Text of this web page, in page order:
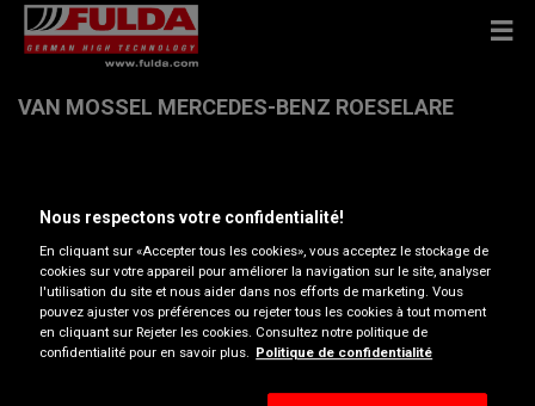
VAN MOSSEL MERCEDES-BENZ ROESELARE
Afficher le numéro de téléphone
jbouckaert@vereenooghe.mercedes-benz.be
Nous respectons votre confidentialité!
En cliquant sur «Accepter tous les cookies», vous acceptez le stockage de
cookies sur votre appareil pour améliorer la navigation sur le site, analyser
l'utilisation du site et nous aider dans nos efforts de marketing. Vous
pouvez ajuster vos préférences ou rejeter tous les cookies à tout moment
en cliquant sur Rejeter les cookies. Consultez notre politique de
confidentialité pour en savoir plus. Politique de confidentialité